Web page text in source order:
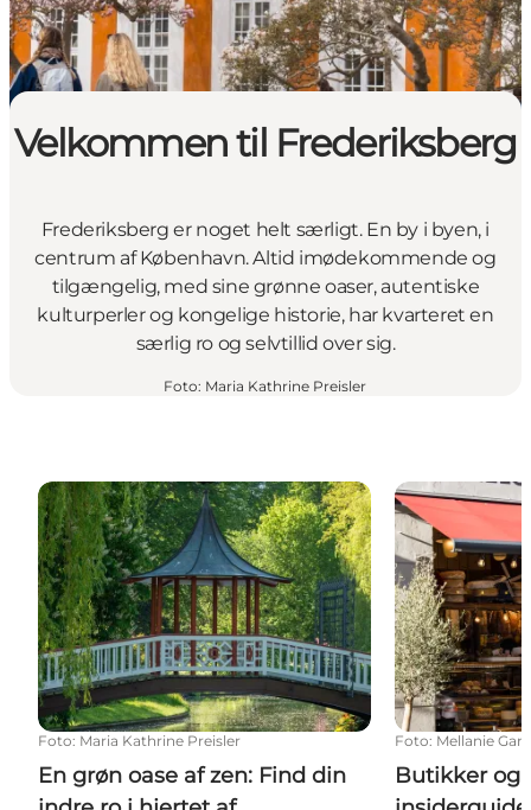
Copenhagen Card
Velkommen til Frederiksberg
Frederiksberg er noget helt særligt. En by i byen, i
centrum af København. Altid imødekommende og
tilgængelig, med sine grønne oaser, autentiske
kulturperler og kongelige historie, har kvarteret en
særlig ro og selvtillid over sig.
Foto: Maria Kathrine Preisler
En grøn oase af zen: Find din indre ro i hjertet af
Foto: Maria Kathrine Preisler
En grøn oase af zen: Find din
Butikker og
Foto: Mellanie
Butikker og